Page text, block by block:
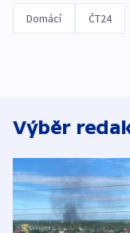
Domácí ČT24
Výběr